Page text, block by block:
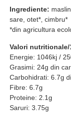
Ingrediente:
sare, otet*, cimbru*
*din agricultura
Valori nutritionale/
Energie: 1046kj /
Grasimi: 24g din
Carbohidrati: 6.7g
Fibre: 6.7g
Proteine: 2.1g
Saruri: 3.75g